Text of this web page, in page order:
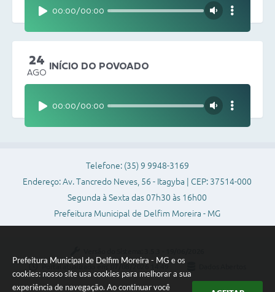
Prefeitura Municipal de Delfim Moreira - MG e os
cookies: nosso site usa cookies para melhorar a sua
experiência de navegação. Ao continuar você
00:00/00:00
24
AGO
INÍCIO DO POVOADO
00:00/00:00
Telefone: (35) 9 9948-3169
Endereço: Av. Tancredo Neves, 56 - Itagyba | CEP: 37514-000
Segunda à Sexta das 07h30 às 16h00
Prefeitura Municipal de Delfim Moreira - MG
Portal atualizado em: